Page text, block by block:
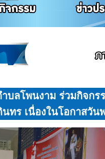
บลโพนงาม ร่วมกิจก
ทร เนื่องในโอกาสวั